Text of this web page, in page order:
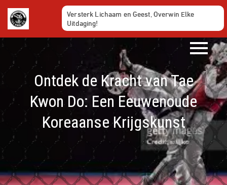
Ga
naar
de
inhoud
Versterk Lichaam en Geest, Overwin Elke
Uitdaging!
Ontdek de Kracht van Tae
Kwon Do: Een Eeuwenoude
Koreaanse Krijgskunst